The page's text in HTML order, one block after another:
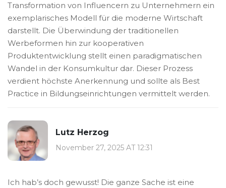
Transformation von Influencern zu Unternehmern ein
exemplarisches Modell für die moderne Wirtschaft
darstellt. Die Überwindung der traditionellen
Werbeformen hin zur kooperativen
Produktentwicklung stellt einen paradigmatischen
Wandel in der Konsumkultur dar. Dieser Prozess
verdient höchste Anerkennung und sollte als Best
Practice in Bildungseinrichtungen vermittelt werden.
Lutz Herzog
November 27, 2025 AT 12:31
Ich hab’s doch gewusst! Die ganze Sache ist eine